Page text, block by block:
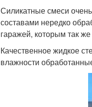
Силикатные смеси
составами нередко
гаражей, которым так
Качественное жидкое
влажности